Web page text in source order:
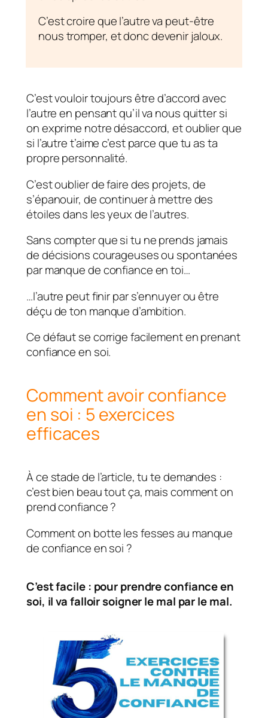
C’est croire que l’autre va peut-être
nous tromper, et donc devenir jaloux.
C’est vouloir toujours être d’accord avec
l’autre en pensant qu’il va nous quitter si
on exprime notre désaccord, et oublier que
si l’autre t’aime c’est parce que tu as ta
propre personnalité.
C’est oublier de faire des projets, de
s’épanouir, de continuer à mettre des
étoiles dans les yeux de l’autres.
Sans compter que si tu ne prends jamais
de décisions courageuses ou spontanées
par manque de confiance en toi…
…l’autre peut finir par s’ennuyer ou être
déçu de ton manque d’ambition.
Ce défaut se corrige facilement en prenant
confiance en soi.
Comment avoir confiance
en soi : 5 exercices
efficaces
À ce stade de l’article, tu te demandes :
c’est bien beau tout ça, mais comment on
prend confiance ?
Comment on botte les fesses au manque
de confiance en soi ?
C’est facile : pour prendre confiance en
soi, il va falloir soigner le mal par le mal.